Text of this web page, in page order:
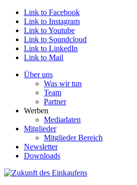
Link to Facebook
Link to Instagram
Link to Youtube
Link to Soundcloud
Link to LinkedIn
Link to Mail
Über uns
Was wir tun
Team
Partner
Werben
Mediadaten
Mitglieder
Mitglieder Bereich
Newsletter
Downloads